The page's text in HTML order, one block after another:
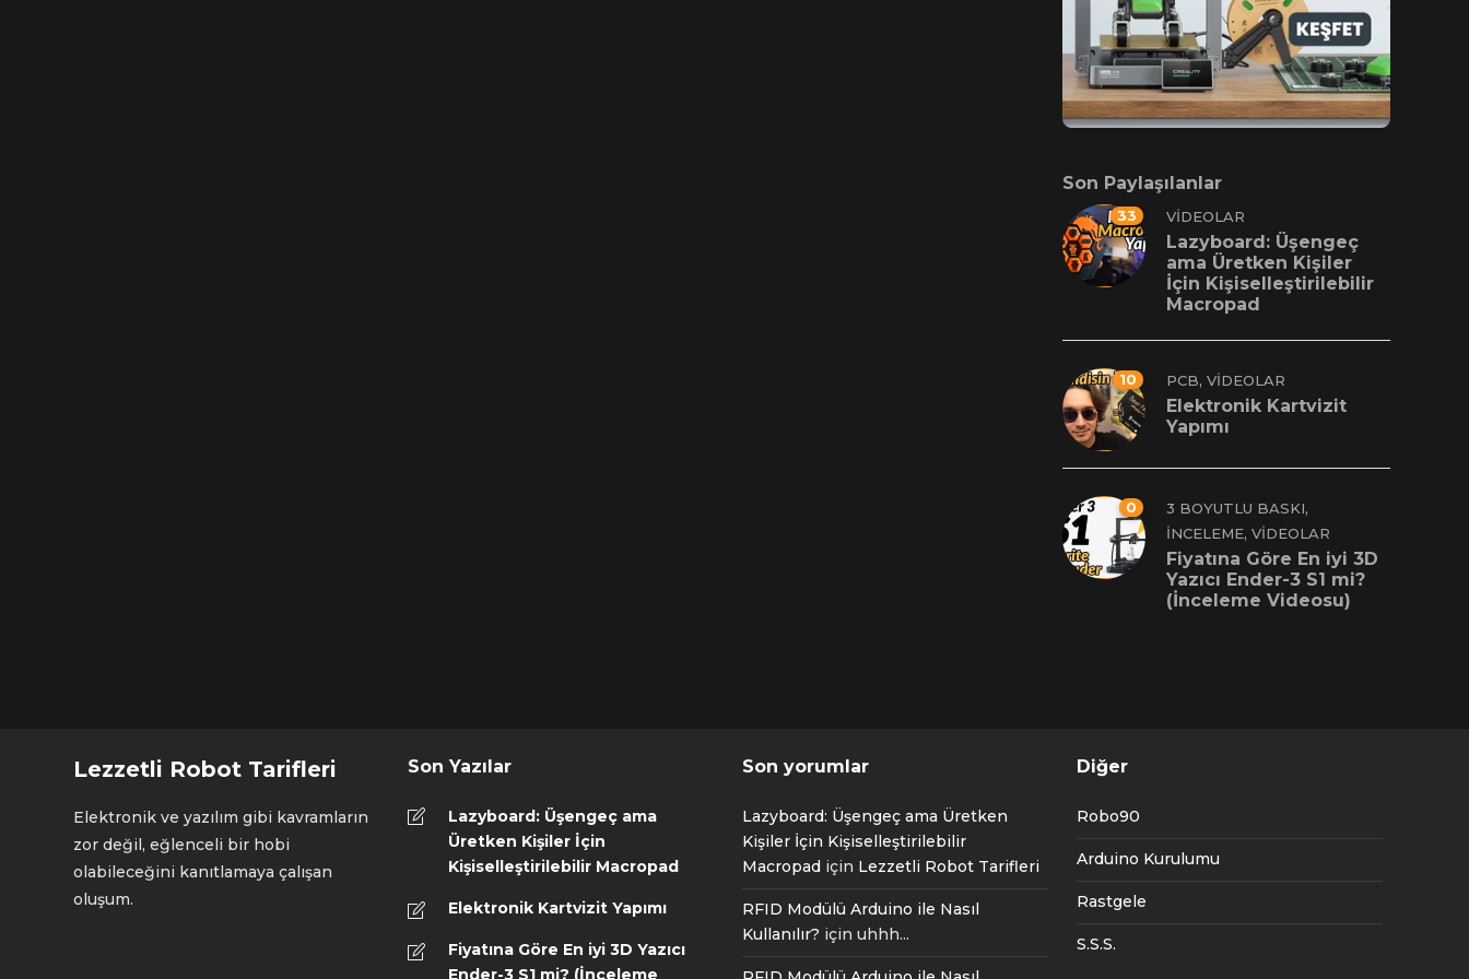
Son Paylaşılanlar
33 VIDEOLAR
Lazyboard: Üşengeç
ama Üretken Kişiler
İçin Kişiselleştirilebilir
Macropad
10 PCB, VIDEOLAR
Elektronik Kartvizit
Yapımı
0 3 BOYUTLU BASKI,
İNCELEME, VIDEOLAR
Fiyatına Göre En iyi 3D
Yazıcı Ender-3 S1 mi?
(İnceleme Videosu)
Lezzetli Robot Tarifleri
Elektronik ve yazılım gibi kavramların
zor değil, eğlenceli bir hobi
olabileceğini kanıtlamaya çalışan
oluşum.
Son Yazılar
Lazyboard: Üşengeç ama
Üretken Kişiler İçin
Kişiselleştirilebilir Macropad
Elektronik Kartvizit Yapımı
Fiyatına Göre En iyi 3D Yazıcı
Ender-3 S1 mi? (İnceleme
Son yorumlar
Lazyboard: Üşengeç ama Üretken
Kişiler İçin Kişiselleştirilebilir
Macropadiçin Lezzetli Robot Tarifleri
RFID Modülü Arduino ile Nasıl
Kullanılır? için uhhh...
Diğer
Robo90
Arduino Kurulumu
Rastgele
S.S.S.